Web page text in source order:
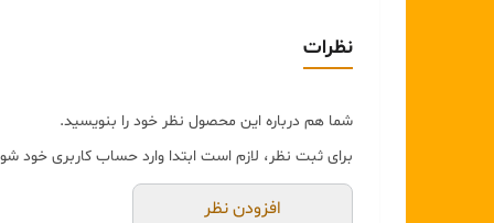
نظرات
شما هم درباره این محصول نظر خود را بنویسید.
برای ثبت نظر، لازم است ابتدا وارد حساب کاربری خود
افزودن نظر